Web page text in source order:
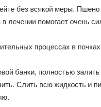
без всякой меры.
лечении помогает очень
процессах в
банки, полностью
Слить всю жидкость и